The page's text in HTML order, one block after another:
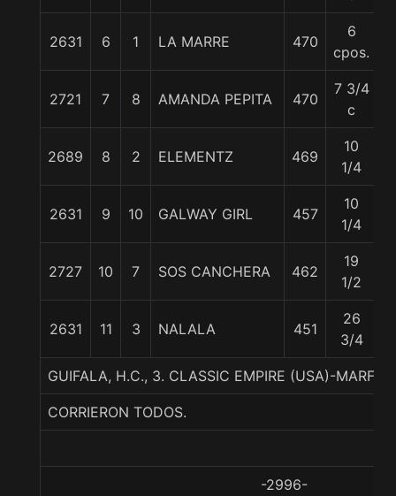
2631 6 1 LA MARRE 470
6
cpos.
2721 7 8 AMANDA PEPITA 470
7 3/4
c
2689 8 2 ELEMENTZ 469
10
1/4
2631 9 10 GALWAY GIRL 457
10
1/4
2727 10 7 SOS CANCHERA 462
19
1/2
2631 11 3 NALALA 451
26
3/4
GUIFALA, H.C., 3. CLASSIC EMPIRE (USA)-
CORRIERON TODOS.
-2996-